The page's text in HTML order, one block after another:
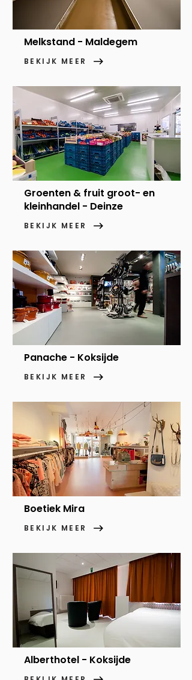
Melkstand - Maldegem
BEKIJK MEER
Groenten & fruit groot- en
kleinhandel - Deinze
BEKIJK MEER
Panache - Koksijde
BEKIJK MEER
Boetiek Mira
BEKIJK MEER
Alberthotel - Koksijde